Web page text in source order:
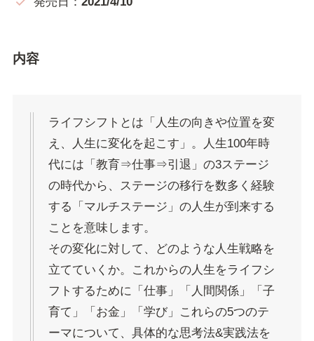
内容
ライフシフトとは「人生の向きや位置を変
え、人生に変化を起こす」。人生100年時
代には「教育⇒仕事⇒引退」の3ステージ
の時代から、ステージの移行を数多く経験
する「マルチステージ」の人生が到来する
ことを意味します。
その変化に対して、どのような人生戦略を
立てていくか。これからの人生をライフシ
フトするために「仕事」「人間関係」「子
育て」「お金」「学び」これらの5つのテ
ーマについて、具体的な思考法&実践法を